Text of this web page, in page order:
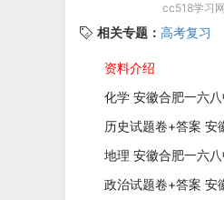
cc518学习网
相关专题： 高考复习
资料介绍
化学 安徽合肥一六
历史试题卷+答案
地理 安徽合肥一六
政治试题卷+答案